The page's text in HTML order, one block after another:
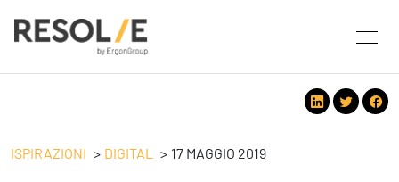
Servizi
People
ISPIRAZIONI DIGITAL 17 MAGGIO 2019